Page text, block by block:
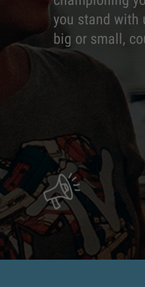
you stand with
big or small,